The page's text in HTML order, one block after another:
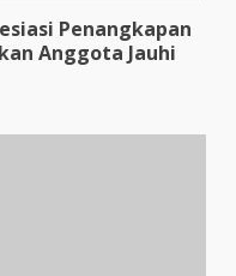
Penangkapan
Anggota Jauhi